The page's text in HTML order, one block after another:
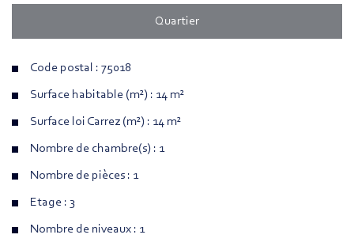
Quartier
Code postal : 75018
Surface habitable (m²) : 14 m²
Surface loi Carrez (m²) : 14 m²
Nombre de chambre(s) : 1
Nombre de pièces : 1
Etage : 3
Nombre de niveaux : 1